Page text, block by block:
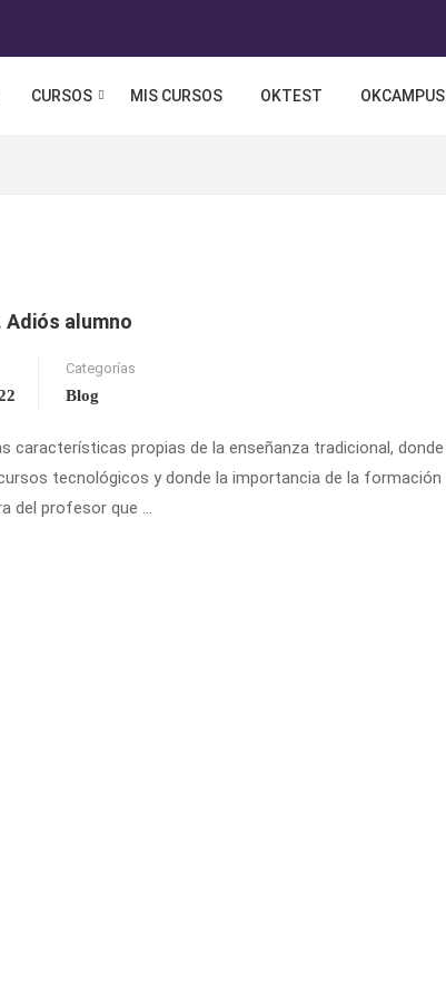
CURSOS MIS CURSOS OKTEST OKCAMPUS
Adiós alumno
Categorías
Blog
características propias de la enseñanza tradicional, donde
tecnológicos y donde la importancia de la formación
del profesor que …